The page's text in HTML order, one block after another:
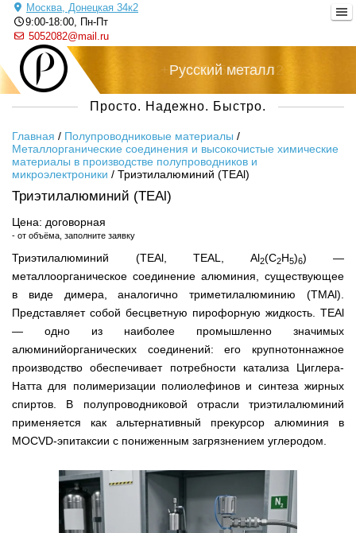
Москва, Донецкая 34к2
9:00-18:00, Пн-Пт
5052082@mail.ru
Русский металл
+7 (495) 505-20-82
Просто. Надежно. Быстро.
Главная / Полупроводниковые материалы /
Металлорганические соединения и высокочистые химические
материалы в производстве полупроводников и
микроэлектроники / Триэтилалюминий (TEAl)
Триэтилалюминий (TEAl)
Цена: договорная
- от объёма, заполните заявку
Триэтилалюминий (TEAl, TEAL, Al2(C2H5)6) —
металлоорганическое соединение алюминия, существующее
в виде димера, аналогично триметилалюминию (TMAl).
Представляет собой бесцветную пирофорную жидкость. TEAl
— одно из наиболее промышленно значимых
алюминийорганических соединений: его крупнотоннажное
производство обеспечивает потребности катализа Циглера-
Натта для полимеризации полиолефинов и синтеза жирных
спиртов. В полупроводниковой отрасли триэтилалюминий
применяется как альтернативный прекурсор алюминия в
MOCVD-эпитаксии с пониженным загрязнением углеродом.